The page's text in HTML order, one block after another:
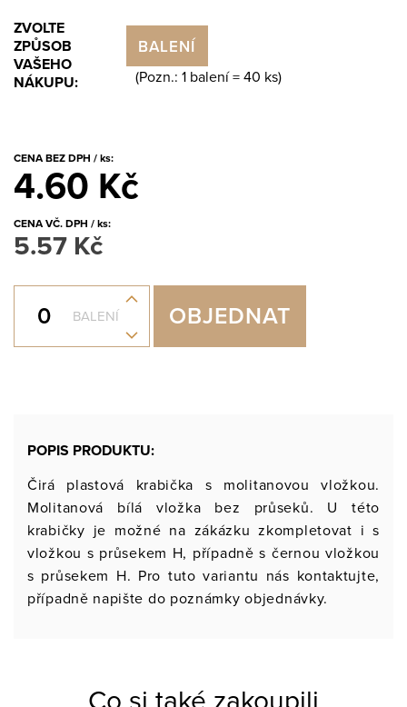
ZVOLTE
ZPŮSOB
VAŠEHO
NÁKUPU:
BALENÍ
(Pozn.: 1 balení = 40 ks)
CENA BEZ DPH / ks:
4.60 Kč
CENA VČ. DPH / ks:
5.57 Kč
BALENÍ
+
-
OBJEDNAT
POPIS PRODUKTU:
Čirá plastová krabička s molitanovou vložkou.
Molitanová bílá vložka bez průseků. U této
krabičky je možné na zákázku zkompletovat i s
vložkou s průsekem H, případně s černou vložkou
s průsekem H. Pro tuto variantu nás kontaktujte,
případně napište do poznámky objednávky.